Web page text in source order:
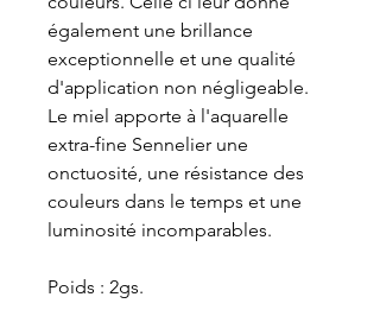
également une brillance
exceptionnelle et une qualité
d'application non négligeable.
Le miel apporte à l'aquarelle
extra-fine Sennelier une
onctuosité, une résistance des
couleurs dans le temps et une
luminosité incomparables.
Poids : 2gs.